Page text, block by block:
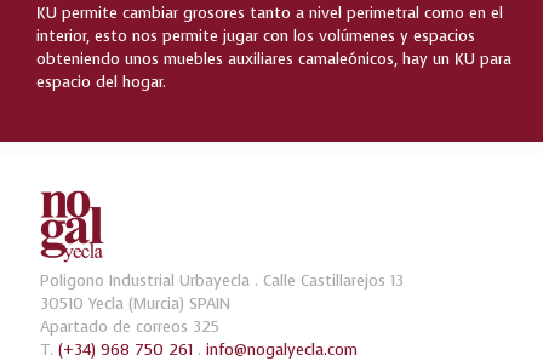
KU permite cambiar grosores tanto a nivel perimetral como en el
interior, esto nos permite jugar con los volúmenes y espacios
obteniendo unos muebles auxiliares camaleónicos, hay un KU para
espacio del hogar.
Poligono Industrial Urbayecla . Calle Castillarejos 13
30510 Yecla (Murcia) SPAIN
Apartado de correos 325
T. (+34) 968 750 261 . info@nogalyecla.com